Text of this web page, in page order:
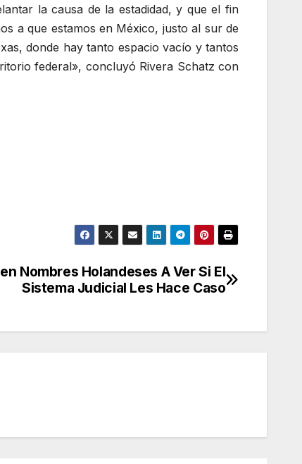
la causa de la estadidad, y que el fin
a que estamos en México, justo al sur de
donde hay tanto espacio vacío y tantos
federal», concluyó Rivera Schatz con
Nombres Holandeses A Ver Si El
Sistema Judicial Les Hace Caso